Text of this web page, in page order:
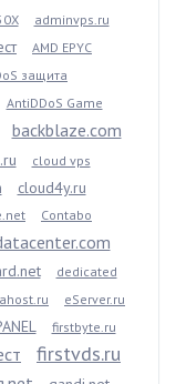
adminvps.ru
AMD EPYC
защита
AntiDDoS Game
backblaze.com
cloud vps
cloud4y.ru
Contabo
dedicated
eServer.ru
firstbyte.ru
firstvds.ru